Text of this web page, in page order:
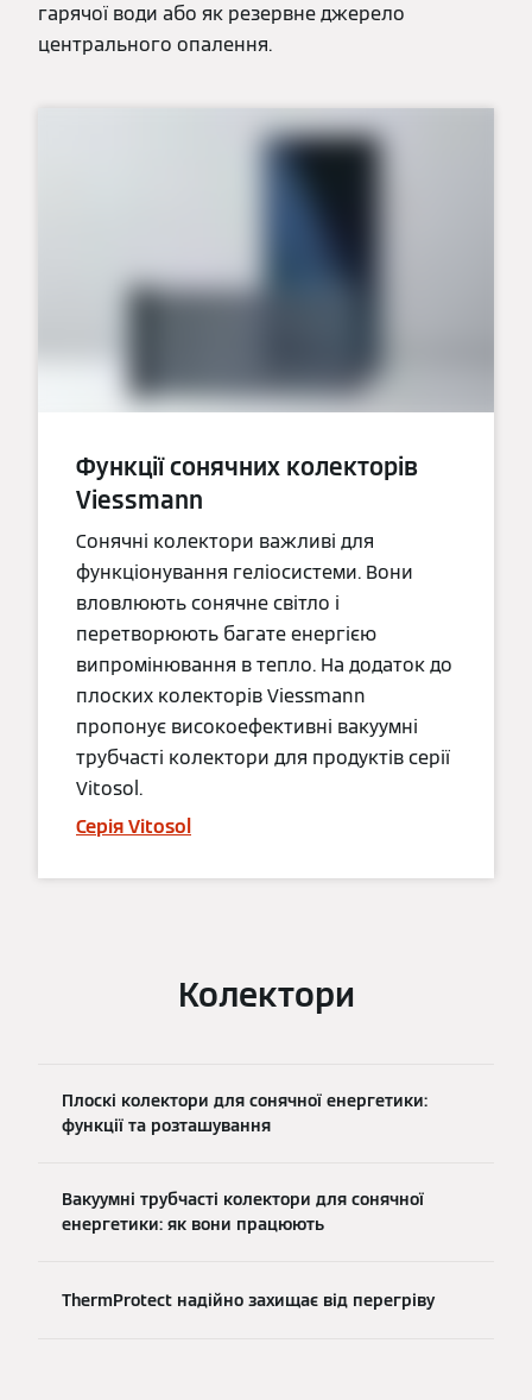
гарячої води або як резервне джерело
центрального опалення.
Функції сонячних колекторів
Viessmann
Сонячні колектори важливі для
функціонування геліосистеми. Вони
вловлюють сонячне світло і
перетворюють багате енергією
випромінювання в тепло. На додаток до
плоских колекторів Viessmann
пропонує високоефективні вакуумні
трубчасті колектори для продуктів серії
Vitosol.
Серія Vitosol
Колектори
Плоскі колектори для сонячної енергетики:
функції та розташування
Вакуумні трубчасті колектори для сонячної
енергетики: як вони працюють
ThermProtect надійно захищає від перегріву